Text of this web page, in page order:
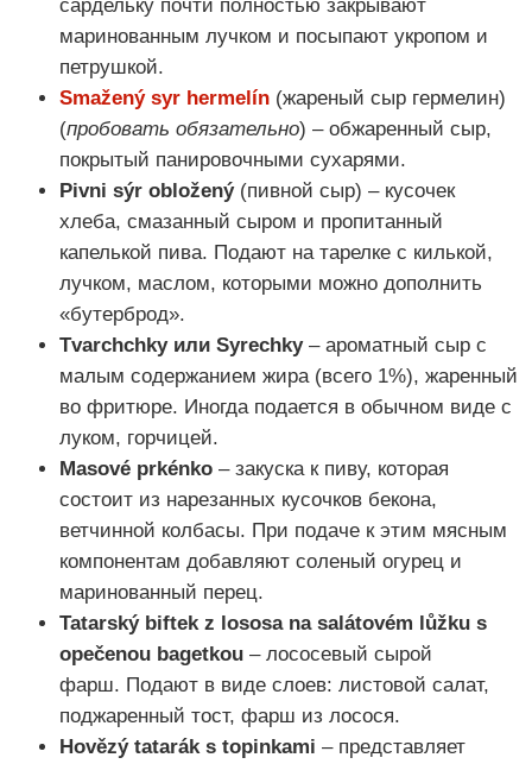
сардельку почти полностью закрывают
маринованным лучком и посыпают укропом и
петрушкой.
Smažený syr hermelín (жареный сыр гермелин)
(пробовать обязательно) – обжаренный сыр,
покрытый панировочными сухарями.
Рivni sýr obložený(пивной сыр) – кусочек
хлеба, смазанный сыром и пропитанный
капелькой пива. Подают на тарелке с килькой,
лучком, маслом, которыми можно дополнить
«бутерброд».
Tvarchchky или Syrechky– ароматный сыр с
малым содержанием жира (всего 1%), жаренный
во фритюре. Иногда подается в обычном виде с
луком, горчицей.
Masové prkénko – закуска к пиву, которая
состоит из нарезанных кусочков бекона,
ветчинной колбасы. При подаче к этим мясным
компонентам добавляют соленый огурец и
маринованный перец.
Tatarský biftek z lososa na salátovém lůžku s
opečenou bagetkou – лососевый сырой
фарш. Подают в виде слоев: листовой салат,
поджаренный тост, фарш из лосося.
Hovězý tatarák s topinkami – представляет